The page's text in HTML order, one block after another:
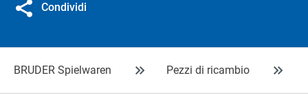
Condividi
BRUDER Spielwaren Pezzi di ricambio